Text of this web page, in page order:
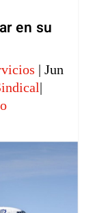
en su
| Jun
|